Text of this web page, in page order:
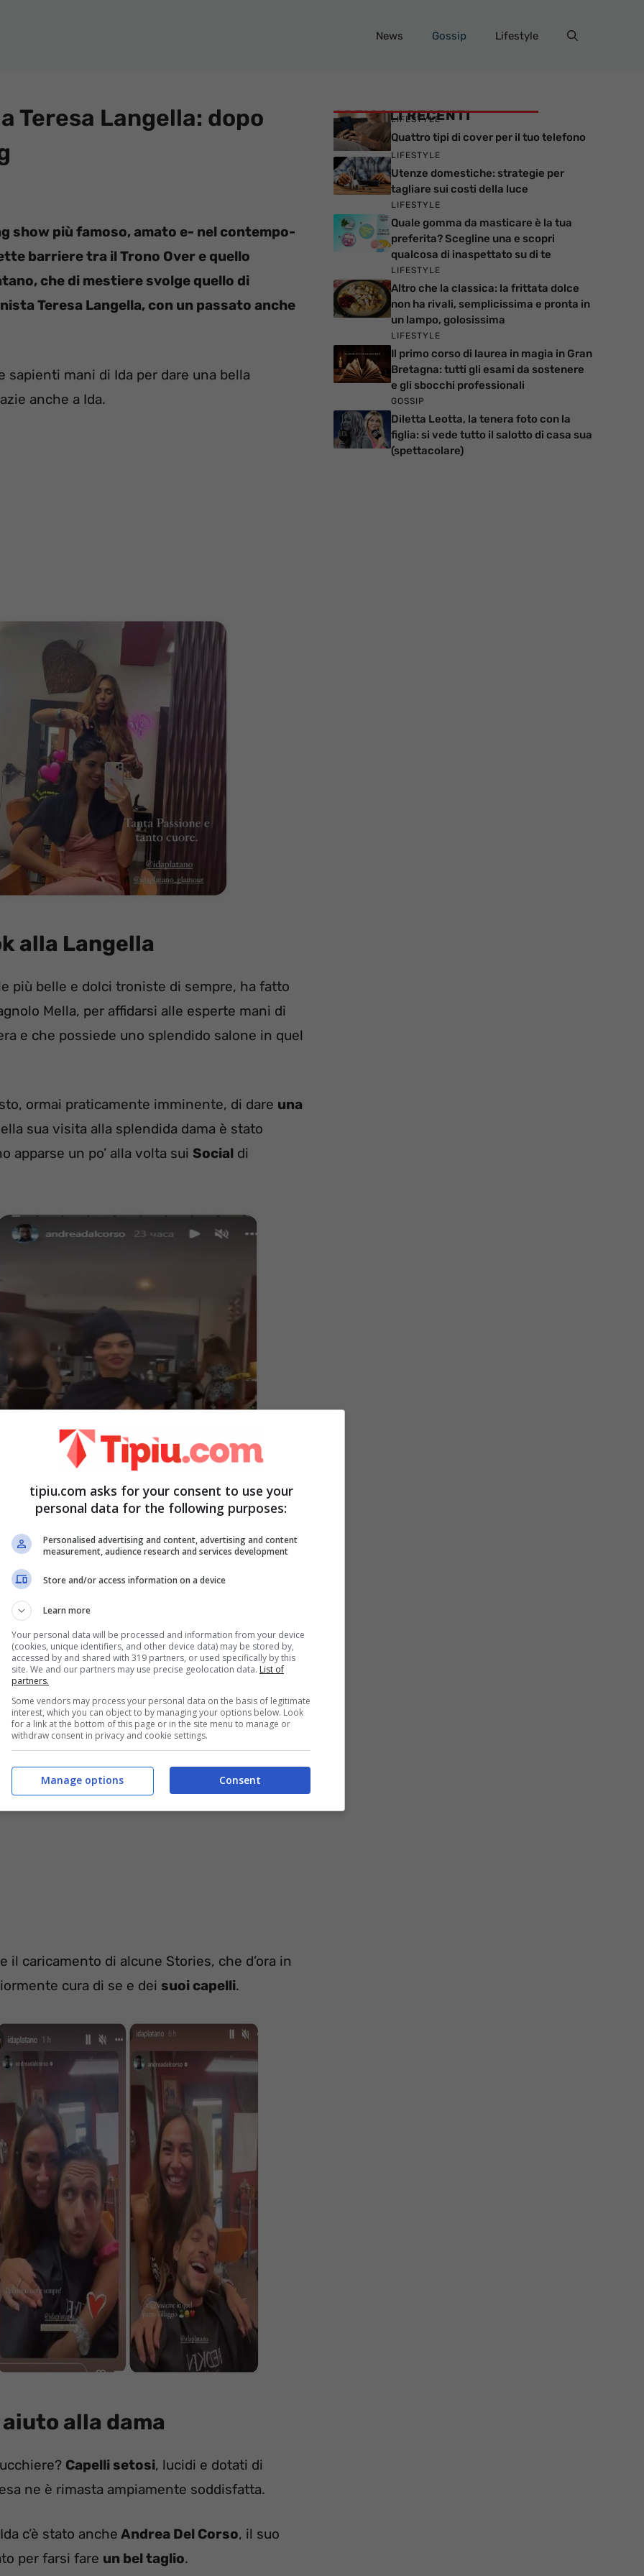
News Gossip Lifestyle
Teresa Langella: dopo
show più famoso, amato e- nel contempo-
barriere tra il Trono Over e quello
che di mestiere svolge quello di
Teresa Langella, con un passato anche
sapienti mani di Ida per dare una bella
anche a Ida.
alla Langella
più belle e dolci troniste di sempre, ha fatto
Mella, per affidarsi alle esperte mani di
e che possiede uno splendido salone in quel
ormai praticamente imminente, di dare una
sua visita alla splendida dama è stato
apparse un po’ alla volta sui Social di
taglio
che non ha tagliato le sue chiome
in luna crescente”
i riflessi rossi che ancora erano
il caricamento di alcune Stories, che d’ora in
cura di se e dei suoi capelli.
alla dama
Capelli setosi, lucidi e dotati di
ne è rimasta ampiamente soddisfatta.
c’è stato anche Andrea Del Corso, il suo
per farsi fare un bel taglio.
ARTICOLI RECENTI
LIFESTYLE
Quattro tipi di cover per il tuo telefono
LIFESTYLE
Utenze domestiche: strategie per
tagliare sui costi della luce
LIFESTYLE
Quale gomma da masticare è la tua
preferita? Scegline una e scopri
qualcosa di inaspettato su di te
LIFESTYLE
Altro che la classica: la frittata dolce
non ha rivali, semplicissima e pronta in
un lampo, golosissima
LIFESTYLE
Il primo corso di laurea in magia in Gran
Bretagna: tutti gli esami da sostenere
e gli sbocchi professionali
GOSSIP
Diletta Leotta, la tenera foto con la
figlia: si vede tutto il salotto di casa sua
(spettacolare)
tipiu.com asks for your consent to use your
personal data for the following purposes:
Personalised advertising and content, advertising and content
measurement, audience research and services development
Store and/or access information on a device
Learn more
Your personal data will be processed and information from your device
(cookies, unique identifiers, and other device data) may be stored by,
accessed by and shared with 319 partners, or used specifically by this
site. We and our partners may use precise geolocation data. List of
partners.
Some vendors may process your personal data on the basis of legitimate
interest, which you can object to by managing your options below. Look
for a link at the bottom of this page or in the site menu to manage or
withdraw consent in privacy and cookie settings.
Consent
Manage options